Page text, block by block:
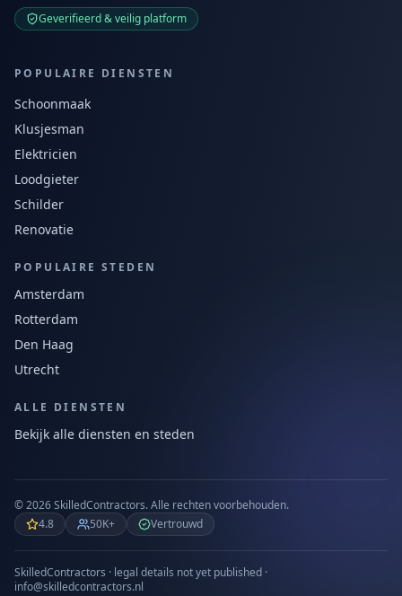
Geverifieerd & veilig platform
POPULAIRE DIENSTEN
Schoonmaak
Klusjesman
Elektricien
Loodgieter
Schilder
Renovatie
POPULAIRE STEDEN
Amsterdam
Rotterdam
Den Haag
Utrecht
ALLE DIENSTEN
Bekijk alle diensten en steden
©2026SkilledContractors.Alle rechten voorbehouden.
4.8
50K+ Vertrouwd
SkilledContractors · legal details not yet published ·
info@skilledcontractors.nl